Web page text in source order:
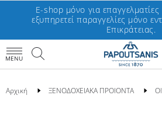
E-shop μόνο για
εξυπηρετεί παραγγελίες μόνο
Επικράτειας.
MENU
Αρχική ΞΕΝΟΔΟΧΕΙΑΚΑ ΠΡΟΙΟΝΤΑ